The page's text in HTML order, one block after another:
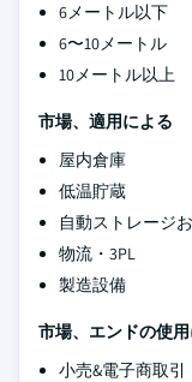
6メートル以下
6〜10メートル
10メートル以上
市場、適用による
屋内倉庫
低温貯蔵
自動ストレージ
物流・3PL
製造設備
市場、エンドの使
小売&電子商取引